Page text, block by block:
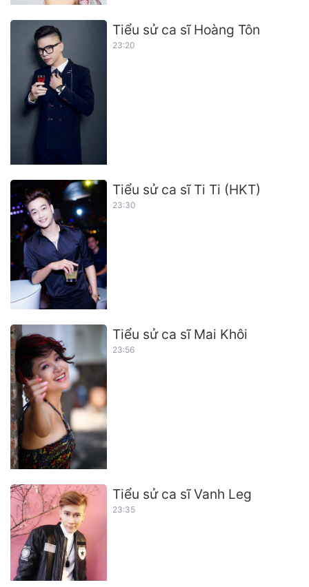
Tiểu sử ca sĩ Hoàng Tôn
23:20
Tiểu sử ca sĩ Ti Ti (HKT)
23:30
Tiểu sử ca sĩ Mai Khôi
23:56
Tiểu sử ca sĩ Vanh Leg
23:35